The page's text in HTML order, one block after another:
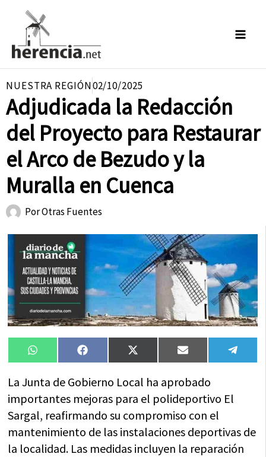
contenido
NUESTRA REGIÓN02/10/2025
Adjudicada la Redacción
del Proyecto para Restaurar
el Arco de Bezudo y la
Muralla en Cuenca
PorOtras Fuentes
Compartir
en
WhatsAppCompartir
en
FacebookCompartir
en
X
(Twitter)
Compartir
en
Email
en
La Junta de Gobierno Local ha aprobado
importantes mejoras para el polideportivo El
Sargal, reafirmando su compromiso con el
mantenimiento de las instalaciones deportivas de
la localidad. Las medidas incluyen la reparación